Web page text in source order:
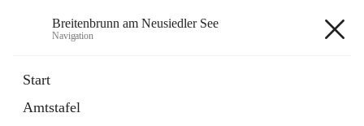
Breitenbrunn am Neusiedler See
Navigation
Start
Amtstafel